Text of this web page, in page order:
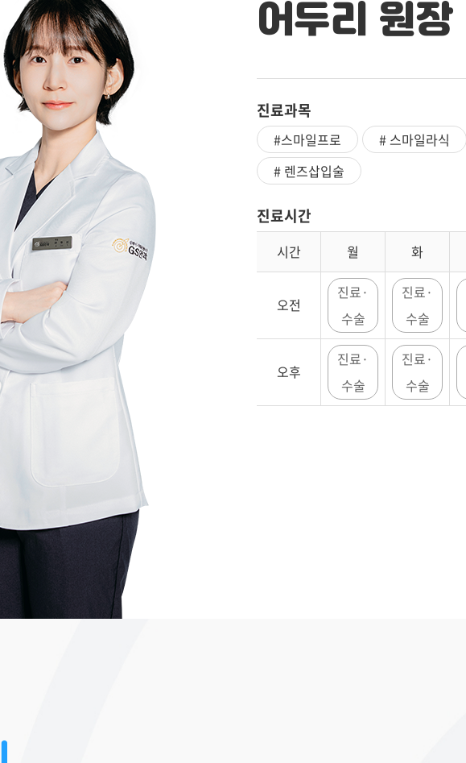
어두리 원장
진료과목
#스마일프로 # 스마일라식
# 렌즈삽입술
진료시간
시간 월 화
오전
진료·
수술
진료·
수술
오후
진료·
수술
진료·
수술